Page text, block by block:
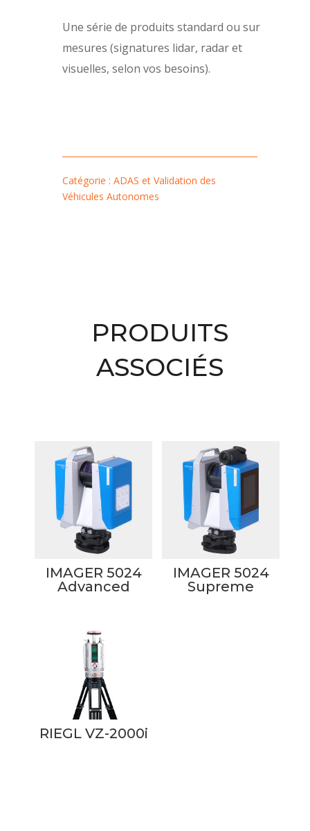
Une série de produits standard ou sur
mesures (signatures lidar, radar et
visuelles, selon vos besoins).
Catégorie : ADAS et Validation des
Véhicules Autonomes
PRODUITS
ASSOCIÉS
IMAGER 5024
Advanced
IMAGER 5024
Supreme
RIEGL VZ-2000i